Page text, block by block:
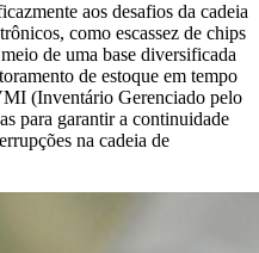
aos desafios da cadeia
como escassez de chips
de uma base diversificada
de estoque em tempo
(Inventário Gerenciado pelo
para garantir a continuidade
na cadeia de